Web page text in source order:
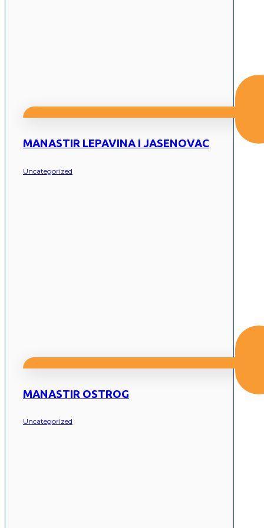
MANASTIR LEPAVINA I JASENOVAC
Uncategorized
MANASTIR OSTROG
Uncategorized